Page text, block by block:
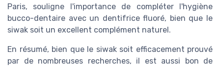
Paris, souligne l'importance de compléter l'hygiène
bucco-dentaire avec un dentifrice fluoré, bien que le
siwak soit un excellent complément naturel.
En résumé, bien que le siwak soit efficacement prouvé
par de nombreuses recherches, il est aussi bon de